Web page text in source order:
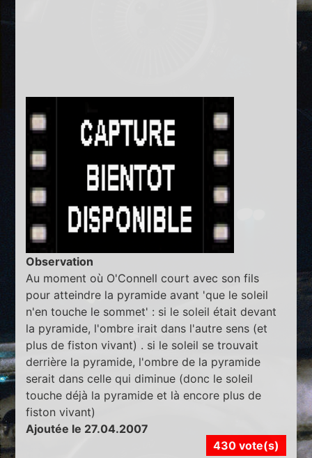
Observation
Au moment où O'Connell court avec son fils
pour atteindre la pyramide avant 'que le soleil
n'en touche le sommet' : si le soleil était devant
la pyramide, l'ombre irait dans l'autre sens (et
plus de fiston vivant) . si le soleil se trouvait
derrière la pyramide, l'ombre de la pyramide
serait dans celle qui diminue (donc le soleil
touche déjà la pyramide et là encore plus de
fiston vivant)
Ajoutée le 27.04.2007
430 vote(s)